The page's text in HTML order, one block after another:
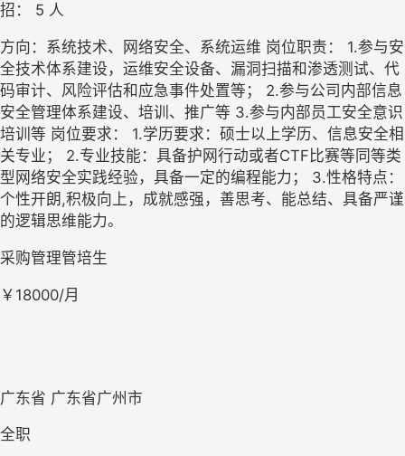
招： 5 人
方向：系统技术、网络安全、系统运维 岗位职责： 1.参与安
全技术体系建设，运维安全设备、漏洞扫描和渗透测试、代
码审计、风险评估和应急事件处置等； 2.参与公司内部信息
安全管理体系建设、培训、推广等 3.参与内部员工安全意识
培训等 岗位要求： 1.学历要求：硕士以上学历、信息安全相
关专业； 2.专业技能：具备护网行动或者CTF比赛等同等类
型网络安全实践经验，具备一定的编程能力； 3.性格特点：
个性开朗,积极向上，成就感强，善思考、能总结、具备严谨
的逻辑思维能力。
采购管理管培生
￥18000/月
广东省 广东省广州市
全职